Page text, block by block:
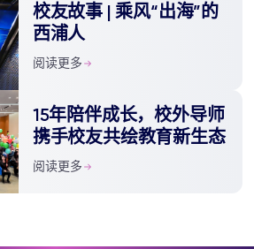
校友故事 | 乘风“出海”的
西浦人
阅读更多
15年陪伴成长，校外导师
携手校友共绘教育新生态
阅读更多